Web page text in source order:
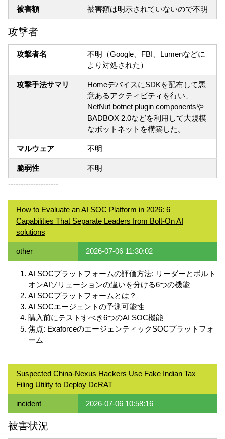
被害額 被害額は明示されていないので不明
攻撃者
攻撃者名
不明（Google、FBI、Lumenなどに
より対処された）
攻撃手法サマリ
HomeデバイスにSDKを配布して悪
意あるアクティビティを行い、
NetNut botnet plugin componentsや
BADBOX 2.0などを利用して大規模
なボットネットを構築した。
マルウェア 不明
脆弱性
不明
--------------------
How to Evaluate an AI SOC Platform in 2026: 6
Capabilities That Separate Leaders from Bolt-On AI
solutions
other 2026-07-06 11:30:02
AI SOCプラットフォームの評価方法: リーダーとボルト
オンAIソリューションの違いを分ける6つの機能
AI SOCプラットフォームとは？
AI SOCエージェントの予測可能性
購入前にテストすべき6つのAI SOC機能
焦点: ExaforceのエージェンティックSOCプラットフォ
ーム
Suspected China-Nexus Hackers Use Fake Indian Tax
Filing Utility to Deploy DcRAT
incident 2026-07-06 10:58:16
被害状況